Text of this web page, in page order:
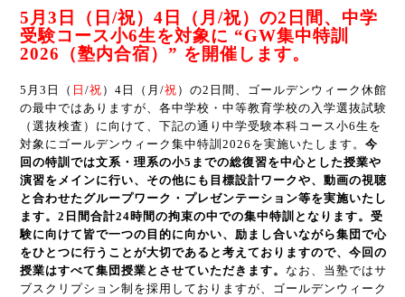
5月3日（日/祝）4日（月/祝）の2日間、中学
受験コース小6生を対象に “GW集中特訓
2026（塾内合宿）” を開催します。
5月3日（ 日 /祝 ）4日（月/祝 ）の2日間、ゴールデンウィーク休館
の最中ではありますが、各中学校・中等教育学校の入学選抜試験
（選抜検査）に向けて、下記の通り中学受験本科コース小6生を
対象にゴールデンウィーク集中特訓2026を実施いたします。 今
回の特訓では文系・理系の小5までの総復習を中心とした授業や
演習をメインに行い、その他にも目標設計ワークや、動画の視聴
と合わせたグループワーク・プレゼンテーション等を実施いたし
ます。2日間合計24時間の拘束の中での集中特訓となります。受
験に向けて皆で一つの目的に向かい、励まし合いながら集団で心
をひとつに行うことが大切であると考えておりますので、今回の
授業はすべて集団授業とさせていただきます。 なお、当塾ではサ
ブスクリプション制を採用しておりますが、ゴールデンウィーク